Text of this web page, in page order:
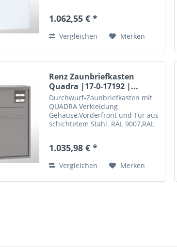
mit Öffnungsbegrenzern,...
1.062,55 € *
Vergleichen Merken
Renz Zaunbriefkasten
Quadra |17-0-17192 |...
Durchwurf-Zaunbriefkasten mit
QUADRA Verkleidung
Gehäuse,Vorderfront und Tür aus
schichtetem Stahl. RAL 9007,RAL
ohne Befestigungsmaterial...
1.035,98 € *
Vergleichen Merken